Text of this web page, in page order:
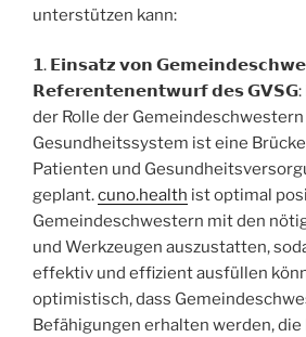
unterstützen kann:
𝟭. 𝗘𝗶𝗻𝘀𝗮𝘁𝘇 𝘃𝗼𝗻
𝗥𝗲𝗳𝗲𝗿𝗲𝗻𝘁𝗲𝗻𝗲𝗻𝘁𝘄𝘂𝗿𝗳 𝗱𝗲𝘀 𝗚𝗩𝗦𝗚:
der Rolle der Gemeindeschwestern
Gesundheitssystem ist eine
Patienten und
geplant.cuno.health ist optimal
Gemeindeschwestern mit den
und Werkzeugen auszustatten,
effektiv und effizient ausfüllen
optimistisch, dass
Befähigungen erhalten werden,